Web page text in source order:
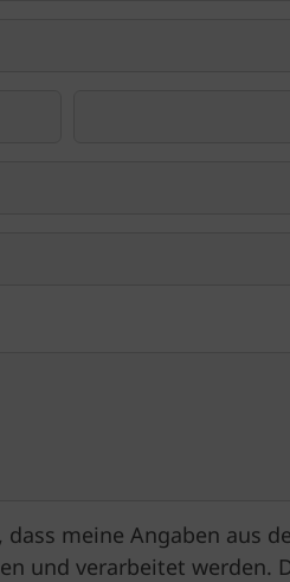
dass meine Angaben aus
und verarbeitet werden.